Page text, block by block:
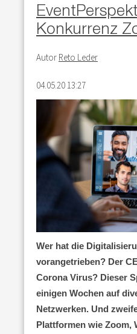
Konkurrenz
Autor Reto Leder
04.05.20 13:27
Wer hat die
vorangetrieben? Der
Corona Virus? Dieser
einigen Wochen auf
Netzwerken. Und
Plattformen wie Zoom,